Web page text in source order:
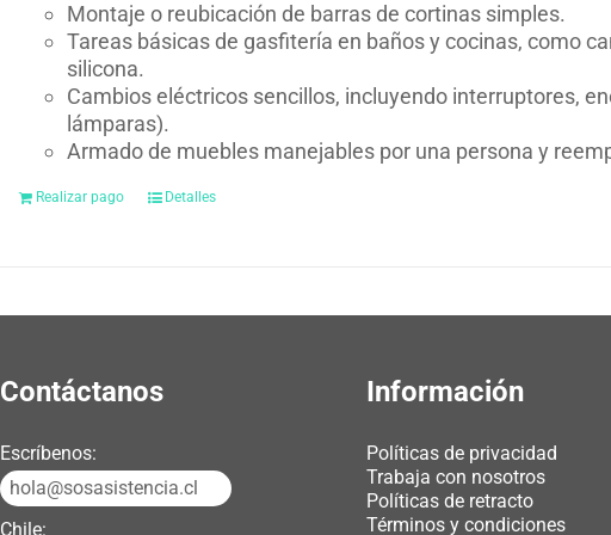
Montaje o reubicación de barras de cortinas simples.
Tareas básicas de gasfitería en baños y cocinas, como
silicona.
Cambios eléctricos sencillos, incluyendo interruptores,
lámparas).
Armado de muebles manejables por una persona y
Realizar pago Detalles
Contáctanos
Escríbenos:
hola@sosasistencia.cl
Chile:
Información
Políticas de privacidad
Trabaja con nosotros
Políticas de retracto
Términos y condiciones